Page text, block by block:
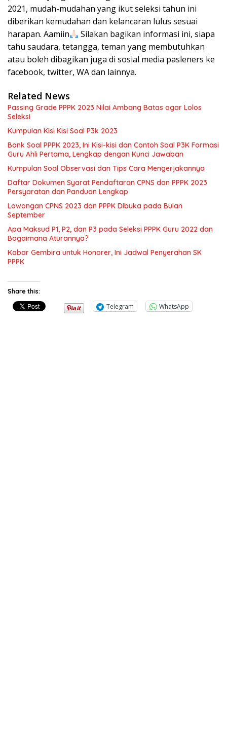
2021, mudah-mudahan yang ikut seleksi tahun ini
diberikan kemudahan dan kelancaran lulus sesuai
harapan. Aamiin
Silakan bagikan informasi ini, siapa
tahu saudara, tetangga, teman yang membutuhkan
atau boleh dibagikan juga di sosial media pasleners ke
facebook, twitter, WA dan lainnya.
Related News
Passing Grade PPPK 2023 Nilai Ambang Batas agar Lolos
Seleksi
Kumpulan Kisi Kisi Soal P3k 2023
Bank Soal PPPK 2023, Ini Kisi-kisi dan Contoh Soal P3K Formasi
Guru Ahli Pertama, Lengkap dengan Kunci Jawaban
Kumpulan Soal Observasi dan Tips Cara Mengerjakannya
Daftar Dokumen Syarat Pendaftaran CPNS dan PPPK 2023
Persyaratan dan Panduan Lengkap
Lowongan CPNS 2023 dan PPPK Dibuka pada Bulan
September
Apa Maksud P1, P2, dan P3 pada Seleksi PPPK Guru 2022 dan
Bagaimana Aturannya?
Kabar Gembira untuk Honorer, Ini Jadwal Penyerahan SK
PPPK
Share this:
Telegram WhatsApp